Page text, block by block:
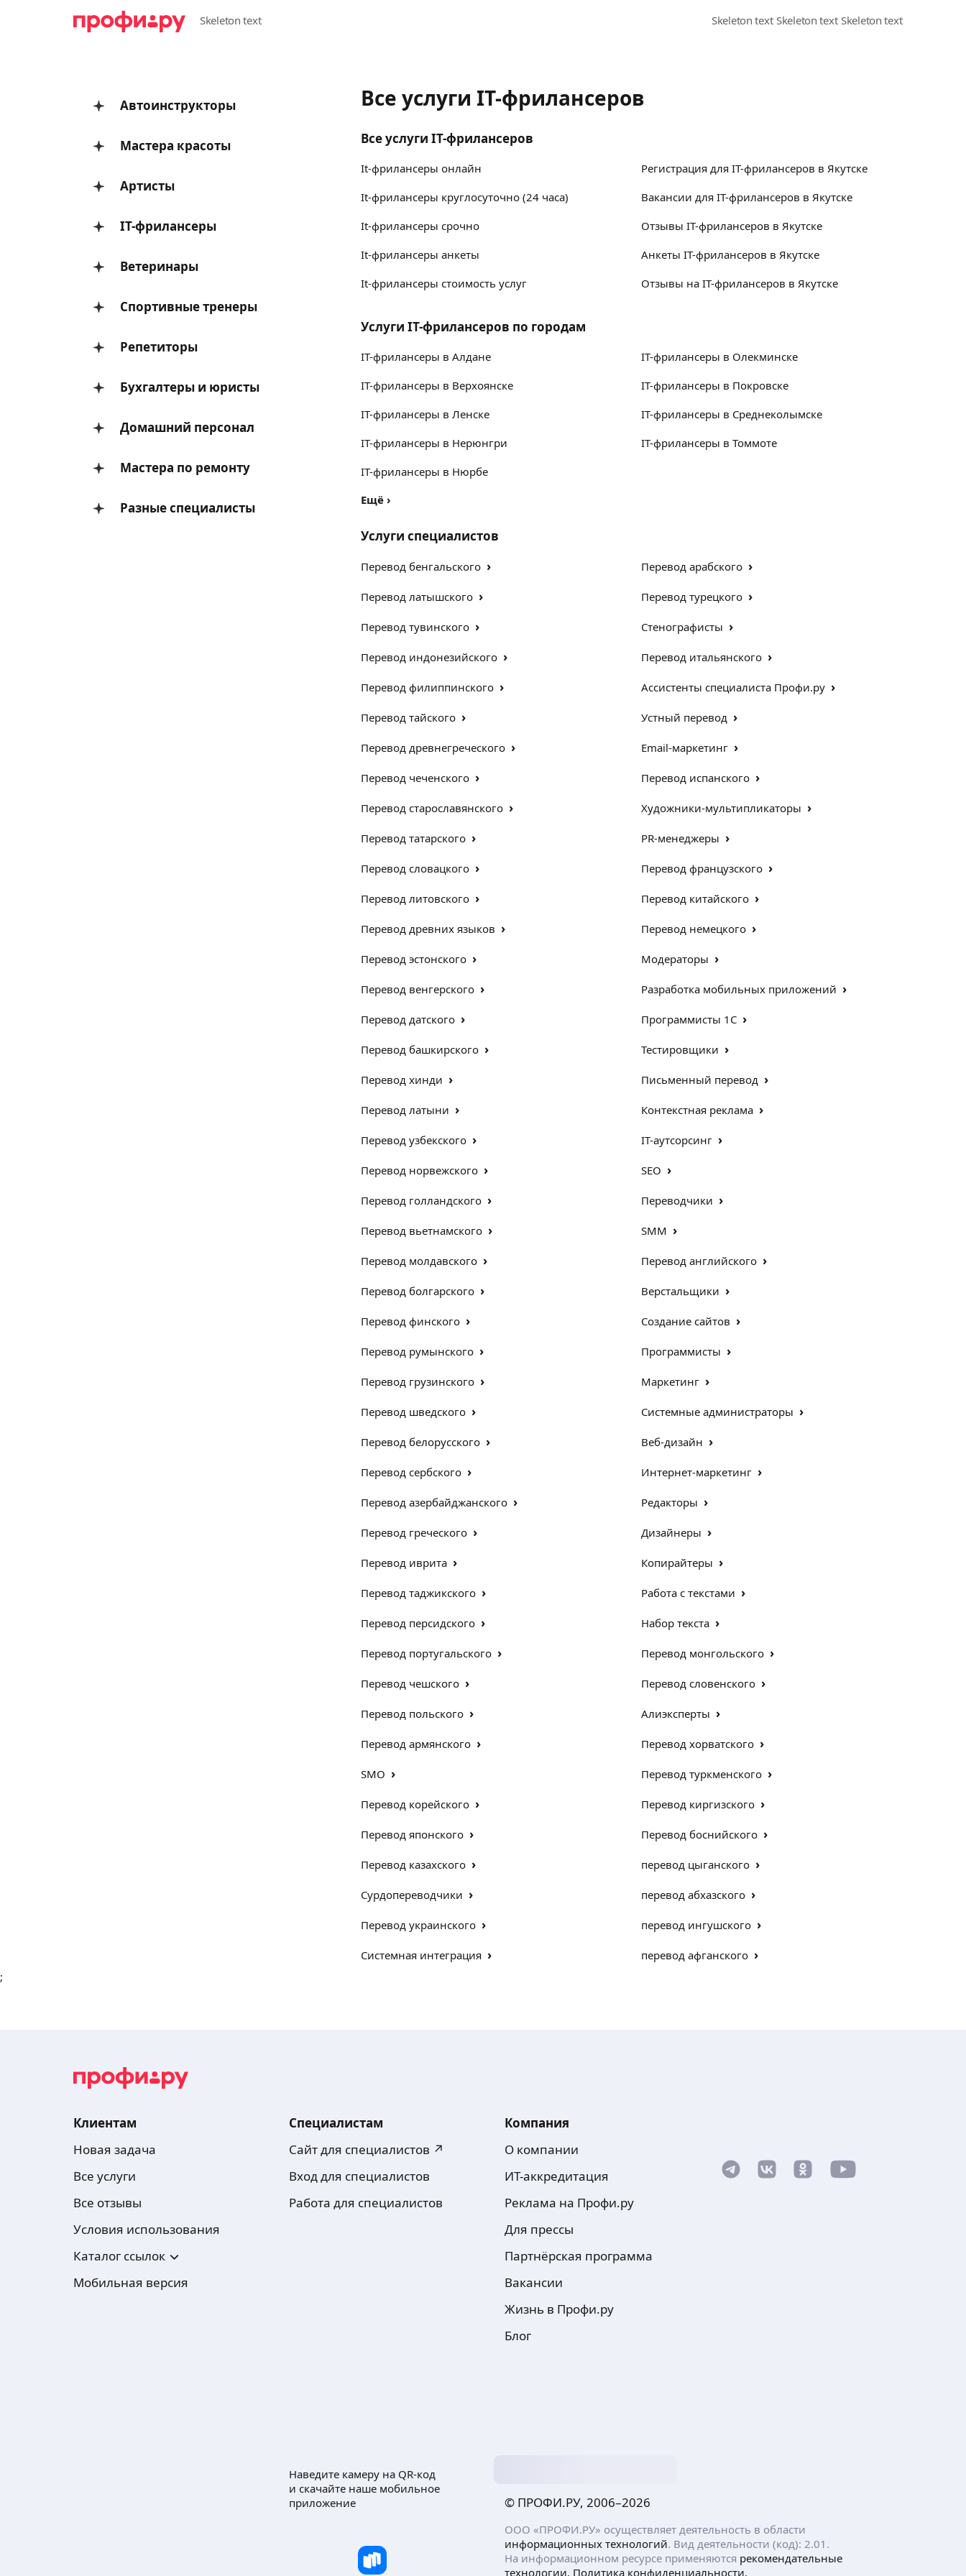
Автоинструкторы
Мастера красоты
Артисты
IT-фрилансеры
Ветеринары
Спортивные тренеры
Репетиторы
Бухгалтеры и юристы
Домашний персонал
Мастера по ремонту
Разные специалисты
Все услуги IT-фрилансеров
Все услуги IT-фрилансеров
It-фрилансеры онлайн
It-фрилансеры круглосуточно (24 часа)
It-фрилансеры срочно
It-фрилансеры анкеты
It-фрилансеры стоимость услуг
Регистрация для IT-фрилансеров в Якутске
Вакансии для IT-фрилансеров в Якутске
Отзывы IT-фрилансеров в Якутске
Анкеты IT-фрилансеров в Якутске
Отзывы на IT-фрилансеров в Якутске
Услуги IT-фрилансеров по городам
IT-фрилансеры в Алдане
IT-фрилансеры в Верхоянске
IT-фрилансеры в Ленске
IT-фрилансеры в Нерюнгри
IT-фрилансеры в Нюрбе
IT-фрилансеры в Олекминске
IT-фрилансеры в Покровске
IT-фрилансеры в Среднеколымске
IT-фрилансеры в Томмоте
Ещё›
Услуги специалистов
Перевод бенгальского ›
Перевод латышского ›
Перевод тувинского ›
Перевод индонезийского ›
Перевод филиппинского ›
Перевод тайского ›
Перевод древнегреческого ›
Перевод чеченского ›
Перевод старославянского ›
Перевод татарского ›
Перевод словацкого ›
Перевод литовского ›
Перевод древних языков ›
Перевод эстонского ›
Перевод венгерского ›
Перевод датского ›
Перевод башкирского ›
Перевод хинди ›
Перевод латыни ›
Перевод узбекского ›
Перевод норвежского ›
Перевод голландского ›
Перевод вьетнамского ›
Перевод молдавского ›
Перевод болгарского ›
Перевод финского ›
Перевод румынского ›
Перевод грузинского ›
Перевод шведского ›
Перевод белорусского ›
Перевод сербского ›
Перевод азербайджанского ›
Перевод греческого ›
Перевод иврита ›
Перевод таджикского ›
Перевод персидского ›
Перевод португальского ›
Перевод чешского ›
Перевод польского ›
Перевод армянского ›
SMO ›
Перевод корейского ›
Перевод японского ›
Перевод казахского ›
Сурдопереводчики ›
Перевод украинского ›
Системная интеграция ›
Перевод арабского ›
Перевод турецкого ›
Стенографисты ›
Перевод итальянского ›
Ассистенты специалиста Профи.ру ›
Устный перевод ›
Email-маркетинг ›
Перевод испанского ›
Художники-мультипликаторы ›
PR-менеджеры ›
Перевод французского ›
Перевод китайского ›
Перевод немецкого ›
Модераторы ›
Разработка мобильных приложений ›
Программисты 1С ›
Тестировщики ›
Письменный перевод ›
Контекстная реклама ›
IT-аутсорсинг ›
SEO ›
Переводчики ›
SMM ›
Перевод английского ›
Верстальщики ›
Создание сайтов ›
Программисты ›
Маркетинг ›
Системные администраторы ›
Веб-дизайн ›
Интернет-маркетинг ›
Редакторы ›
Дизайнеры ›
Копирайтеры ›
Работа с текстами ›
Набор текста ›
Перевод монгольского ›
Перевод словенского ›
Алиэксперты ›
Перевод хорватского ›
Перевод туркменского ›
Перевод киргизского ›
Перевод боснийского ›
перевод цыганского ›
перевод абхазского ›
перевод ингушского ›
перевод афганского ›
;
Клиентам
Новая задача
Все услуги
Все отзывы
Условия использования
Каталог ссылок
Мобильная версия
Специалистам
Сайт для специалистов ↗
Вход для специалистов
Работа для специалистов
Компания
О компании
ИТ-аккредитация
Реклама на Профи.ру
Для прессы
Партнёрская программа
Вакансии
Жизнь в Профи.ру
Блог
Наведите камеру на QR-код
и скачайте наше мобильное
приложение
© ПРОФИ.РУ, 2006–2026
ООО «ПРОФИ.РУ» осуществляет деятельность в области
информационных технологий. Вид деятельности (код): 2.01.
На информационном ресурсе применяются рекомендательные
технологии. Политика конфиденциальности.